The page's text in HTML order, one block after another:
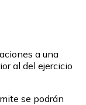
a una
al del ejercicio
se podrán